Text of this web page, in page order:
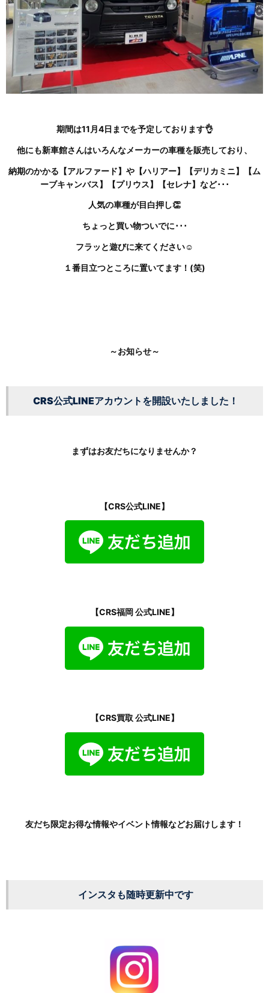
期間は11月4日までを予定しております👌
他にも新車館さんはいろんなメーカーの車種を販売しており、
納期のかかる【アルファード】や【ハリアー】【デリカミニ】【ム
ーブキャンバス】【プリウス】【セレナ】など･･･
人気の車種が目白押し👏
ちょっと買い物ついでに･･･
フラッと遊びに来てください☺
１番目立つところに置いてます！(笑)
～お知らせ～
CRS公式LINEアカウントを開設いたしました！
まずはお友だちになりませんか？
【CRS公式LINE】
【CRS福岡 公式LINE】
【CRS買取 公式LINE】
友だち限定お得な情報やイベント情報などお届けします！
インスタも随時更新中です